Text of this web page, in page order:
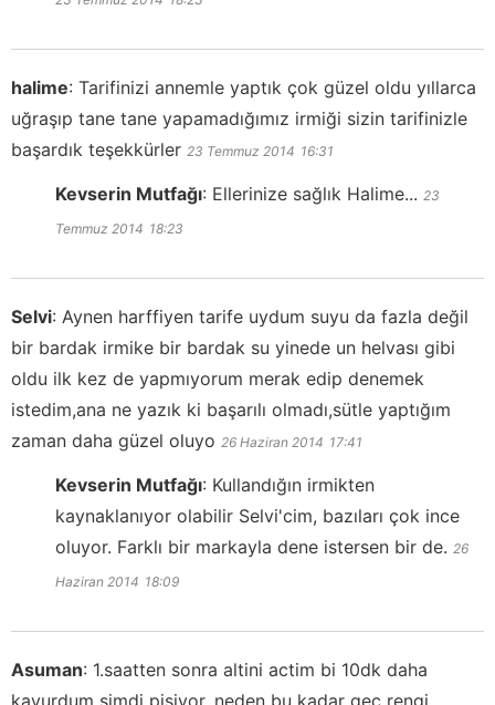
halime: Tarifinizi annemle yaptık çok güzel oldu yıllarca
uğraşıp tane tane yapamadığımız irmiği sizin tarifinizle
başardık teşekkürler 23 Temmuz 2014 16:31
Kevserin Mutfağı: Ellerinize sağlık Halime... 23
Temmuz 2014 18:23
Selvi: Aynen harffiyen tarife uydum suyu da fazla değil
bir bardak irmike bir bardak su yinede un helvası gibi
oldu ilk kez de yapmıyorum merak edip denemek
istedim,ana ne yazık ki başarılı olmadı,sütle yaptığım
zaman daha güzel oluyo 26 Haziran 2014 17:41
Kevserin Mutfağı: Kullandığın irmikten
kaynaklanıyor olabilir Selvi'cim, bazıları çok ince
oluyor. Farklı bir markayla dene istersen bir de. 26
Haziran 2014 18:09
Asuman: 1.saatten sonra altini actim bi 10dk daha